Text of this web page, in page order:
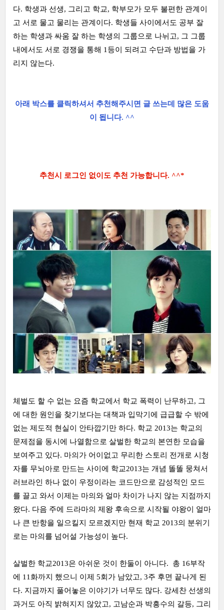
다. 학생과 선생, 그리고 학교, 학부모가 모두 불편한 관계이
고 서로 물고 물리는 관계이다. 학생들 사이에서도 공부 잘
하는 학생과 싸움 잘 하는 학생의 그룹으로 나뉘고, 그 그룹
내에서도 서로 경쟁을 통해 1등이 되려고 수단과 방법을 가
리지 않는다.
아래 박스를 클릭하셔서 추천해주시면 글 쓰는데 많은 도움
이 됩니다. ^^
추천시 로그인 없이도 추천 가능합니다. ^^*
체벌도 할 수 없는 요즘 학교에서 학교 폭력이 난무하고, 그
에 대한 원인을 찾기보다는 대책과 입막기에 급급할 수 밖에
없는 제도적 현실이 안타깝기만 하다. 학교 2013는 학교의
문제점을 동시에 나열함으로 살벌한 학교의 본연한 모습을
보여주고 있다. 마의가 어이없고 무리한 스토리 전개로 시청
자를 무뇌아로 만드는 사이에 학교2013는 개념 똘똘 뭉쳐서
러브라인 하나 없이 우정이라는 코드만으로 감성적인 모드
를 끌고 와서 이제는 마의와 얼마 차이가 나지 않는 지점까지
왔다. 다음 주에 드라마의 제왕 후속으로 시작될 야왕이 얼마
나 큰 반항을 일으킬지 모르겠지만 현재 학교 2013의 분위기
로는 마의를 넘어설 가능성이 높다.
살벌한 학교2013은 아쉬운 것이 한둘이 아니다. 총 16부작
에 11화까지 했으니 이제 5회가 남았고, 3주 후면 끝나게 된
다. 지금까지 풀어놓은 이야기가 너무도 많다. 강세찬 선생의
과거도 아직 밝혀지지 않았고, 고남순과 박흥수의 갈등, 그리